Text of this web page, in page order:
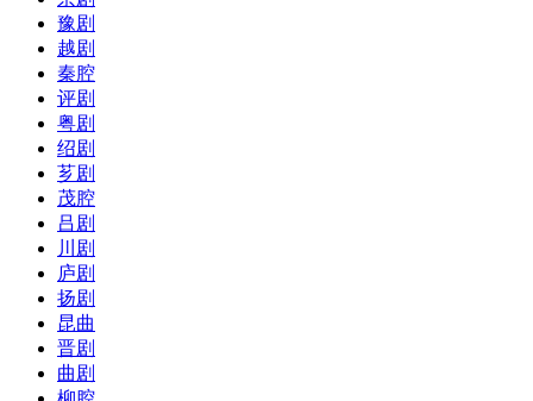
豫剧
越剧
秦腔
评剧
粤剧
绍剧
芗剧
茂腔
吕剧
川剧
庐剧
扬剧
昆曲
晋剧
曲剧